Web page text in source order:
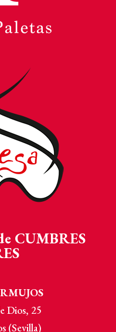
CUMBRES
Dios, 25
(Sevilla)